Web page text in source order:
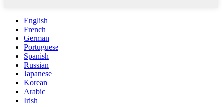
English
French
German
Portuguese
Spanish
Russian
Japanese
Korean
Arabic
Irish